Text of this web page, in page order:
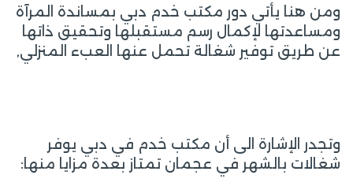
ومن هنا يأتي دور مكتب خدم دبي بمساندة المرآة
ومساعدتها لإكمال رسم مستقبلها وتحقيق ذاتها
عن طريق توفير شغالة تحمل عنها العبء المنزلي,
وتجدر الإشارة الى أن مكتب خدم في دبي يوفر
شغالات بالشهر في عجمان تمتاز بعدة مزايا منها: